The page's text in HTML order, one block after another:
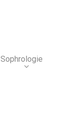
Sophrologie